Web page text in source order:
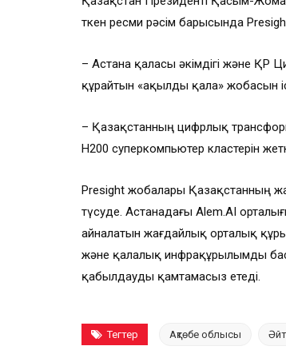
өткен ресми рәсім барысында
– Астана қаласы әкімдігі және
құрайтын «ақылды қала» жобасын
– Қазақстанның цифрлық
H200 суперкомпьютер кластерін
Presight жобалары Қазақстанның
түсуде. Астанадағы Alem.AI
айналатын жағдайлық орталық
және қалалық инфрақұрылымды
қабылдауды қамтамасыз етеді.
Тегтер Ақтөбе облысы